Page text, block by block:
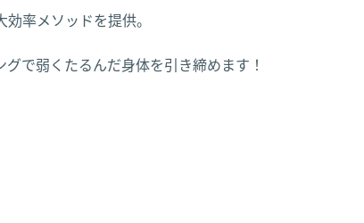
効率メソッドを提供。
で弱くたるんだ身体を引き締めます！